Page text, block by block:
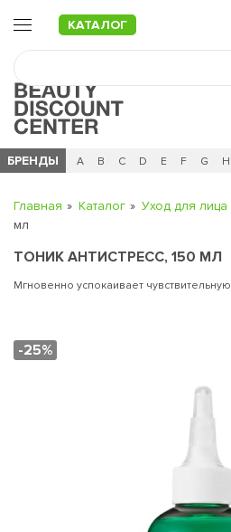
КАТАЛОГ
БРЕНДЫ
Ч 0 - 9 A B C D E F G H
Главная Каталог Уход для лица
мл
ТОНИК АНТИСТРЕСС, 150 МЛ
Мгновенно успокаивает
-25%